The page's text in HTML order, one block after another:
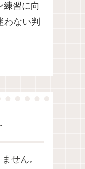
練習に向
わない判
せん。